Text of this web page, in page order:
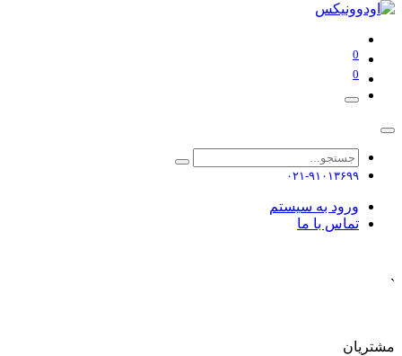
0
0
۰۲۱-۹۱۰۱۳۶۹۹
ورود به سیستم
تماس با ما
`
مشتریان